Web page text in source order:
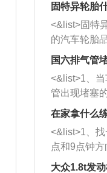
固特异轮胎
<&list>固特
的汽车轮胎
牌，但是中
也是为了更
国六排气管
<&list>1、
管出现堵塞
者是细棍，
堵塞情况比
施。
杂物推到排
三元催化器
在家拿什么
<&list>1、
点和9点钟
方向做一个
大众1.8t发